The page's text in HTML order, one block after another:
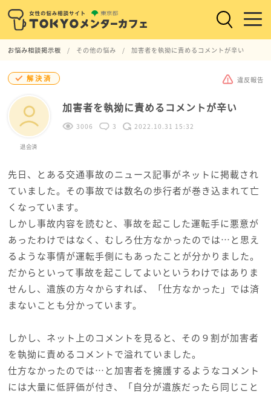
お悩み相談掲示板 その他の悩み 加害者を執拗に責めるコメントが辛い
解決済 違反報告
退会済
加害者を執拗に責めるコメントが辛い
3006 3 2022.10.31 15:32
先日、とある交通事故のニュース記事がネットに掲載され
ていました。その事故では数名の歩行者が巻き込まれて亡
くなっています。
しかし事故内容を読むと、事故を起こした運転手に悪意が
あったわけではなく、むしろ仕方なかったのでは…と思え
るような事情が運転手側にもあったことが分かりました。
だからといって事故を起こしてよいというわけではありま
せんし、遺族の方々からすれば、「仕方なかった」では済
まないことも分かっています。
しかし、ネット上のコメントを見ると、その９割が加害者
を執拗に責めるコメントで溢れていました。
仕方なかったのでは…と加害者を擁護するようなコメント
には大量に低評価が付き、「自分が遺族だったら同じこと